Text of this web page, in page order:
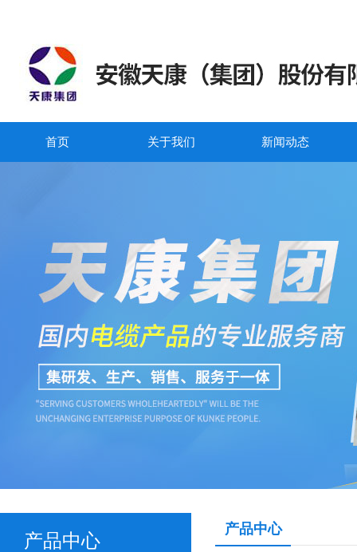
首页 关于我们 新闻动态
产品中心
产品中心